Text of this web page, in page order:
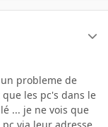
probleme de
les pc's dans le
... je ne vois que